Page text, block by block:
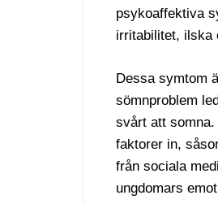
psykoaffektiva
irritabilitet, ilska
Dessa symtom
sömnproblem
svårt att
faktorer in,
från sociala
ungdomars